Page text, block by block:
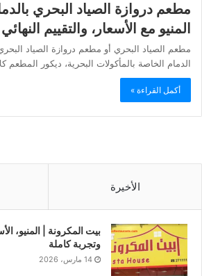
مطعم دروازة الصياد البحري
المنيو مع الأسعار، والتقييم النهائي
مطعم الصياد البحري أو مطعم دروازة الصياد
الدمام الخاصة بالمأكولات البحرية، ديكور
أكمل القراءة »
الأخيرة
وتجربة كاملة
14 مارس، 2026